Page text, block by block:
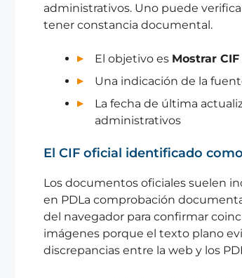
administrativos. Uno puede
tener constancia documental.
El objetivo es Mostrar
Una indicación de la
La fecha de última
administrativos
El CIF oficial identificado
Los documentos oficiales suelen
en PDLa comprobación
del navegador para confirmar
imágenes porque el texto plano
discrepancias entre la web y los